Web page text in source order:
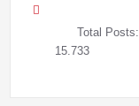
Total Posts:
15.733